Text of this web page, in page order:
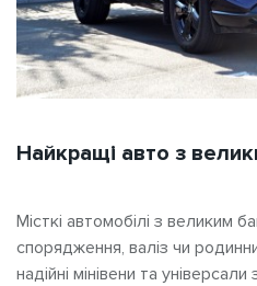
Найкращі авто з
Місткі автомобілі з великим
спорядження, валіз чи
надійні мінівени та